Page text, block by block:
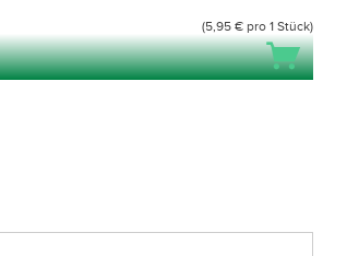
(5,95 € pro 1 Stück)